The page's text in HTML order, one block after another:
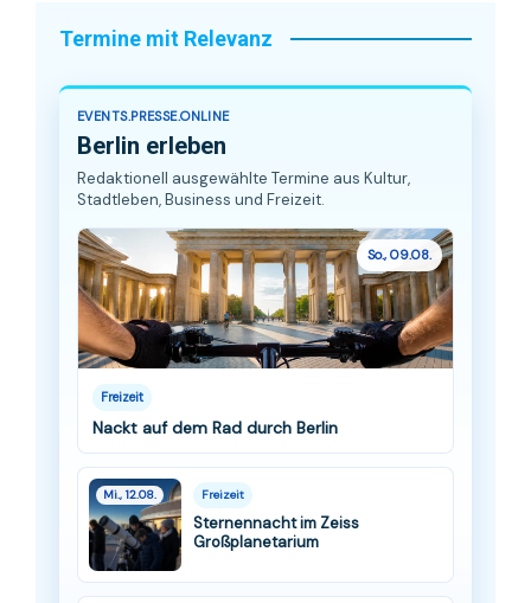
Termine mit Relevanz
EVENTS.PRESSE.ONLINE
Berlin erleben
Redaktionell ausgewählte Termine aus Kultur,
Stadtleben, Business und Freizeit.
So., 09.08.
Freizeit
Nackt auf dem Rad durch Berlin
Mi., 12.08. Freizeit
Sternennacht im Zeiss
Großplanetarium